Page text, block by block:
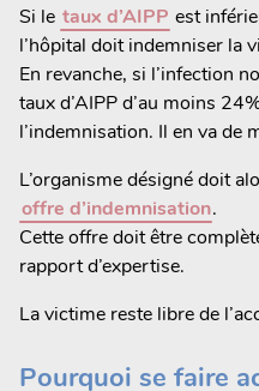
Si le taux d’AIPP est
l’hôpital doit indemniser la
En revanche, si l’infection
taux d’AIPP d’au moins
l’indemnisation. Il en va de
L’organisme désigné doit
offre d’indemnisation.
Cette offre doit être
rapport d’expertise.
La victime reste libre de
Pourquoi se faire